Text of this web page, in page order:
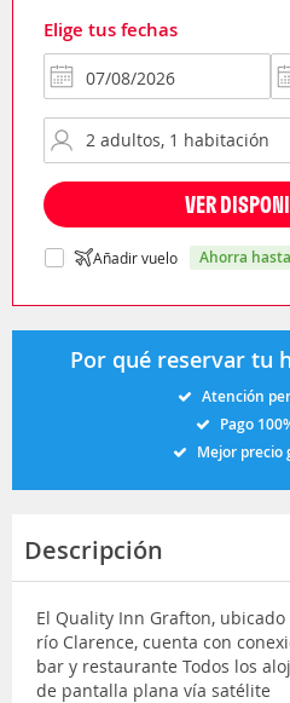
Elige tus fechas
VER
Añadir vuelo ahorra
Por qué reservar tu
Atención
Pago
Mejor precio
Descripción
El Quality Inn Grafton,
río Clarence, cuenta con
bar y restaurante Todos los
de pantalla plana vía satélite